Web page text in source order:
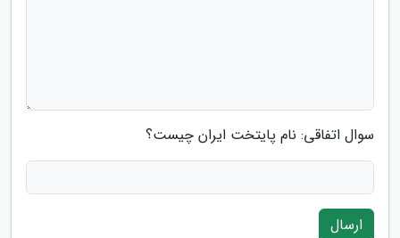
سوال اتفاقی: نام پایتخت ایران چیست؟
ارسال